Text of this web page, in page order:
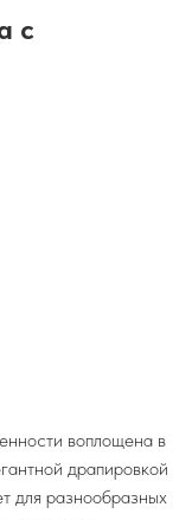
с
воплощена в
драпировкой
для разнообразных